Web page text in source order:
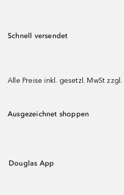
Schnell versendet
Alle Preise inkl. gesetzl. MwSt zzgl.
Ausgezeichnet shoppen
Douglas App